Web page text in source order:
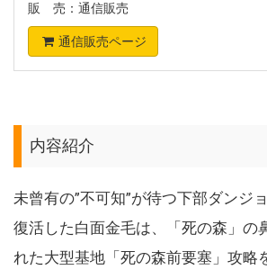
販 売：通信販売
通信販売ページ
内容紹介
未曾有の”不可知”が待つ下部ダンジ
復活した白面金毛は、「死の森」の
れた大型基地「死の森前要塞」攻